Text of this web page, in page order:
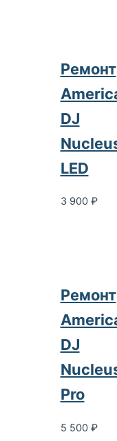
Ремонт
DJ
LED
3 900 ₽
Ремонт
DJ
Pro
5 500 ₽